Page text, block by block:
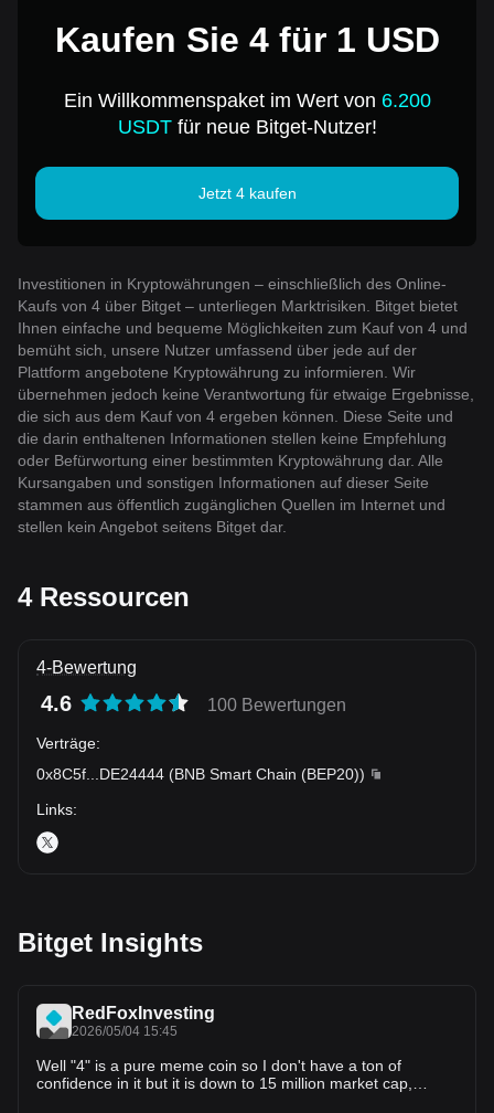
Kaufen Sie 4 für 1 USD
Ein Willkommenspaket im Wert von 6.200
USDTfür neue Bitget-Nutzer!
Jetzt 4 kaufen
Investitionen in Kryptowährungen – einschließlich des Online-
Kaufs von 4 über Bitget – unterliegen Marktrisiken. Bitget bietet
Ihnen einfache und bequeme Möglichkeiten zum Kauf von 4 und
bemüht sich, unsere Nutzer umfassend über jede auf der
Plattform angebotene Kryptowährung zu informieren. Wir
übernehmen jedoch keine Verantwortung für etwaige Ergebnisse,
die sich aus dem Kauf von 4 ergeben können. Diese Seite und
die darin enthaltenen Informationen stellen keine Empfehlung
oder Befürwortung einer bestimmten Kryptowährung dar. Alle
Kursangaben und sonstigen Informationen auf dieser Seite
stammen aus öffentlich zugänglichen Quellen im Internet und
stellen kein Angebot seitens Bitget dar.
4 Ressourcen
4-Bewertung
4.6 100 Bewertungen
Verträge:
0x8C5f
DE24444 (BNB Smart Chain (BEP20))
Links:
Bitget Insights
RedFoxInvesting
2026/05/04 15:45
Well "4" is a pure meme coin so I don't have a ton of
confidence in it but it is down to 15 million market cap,